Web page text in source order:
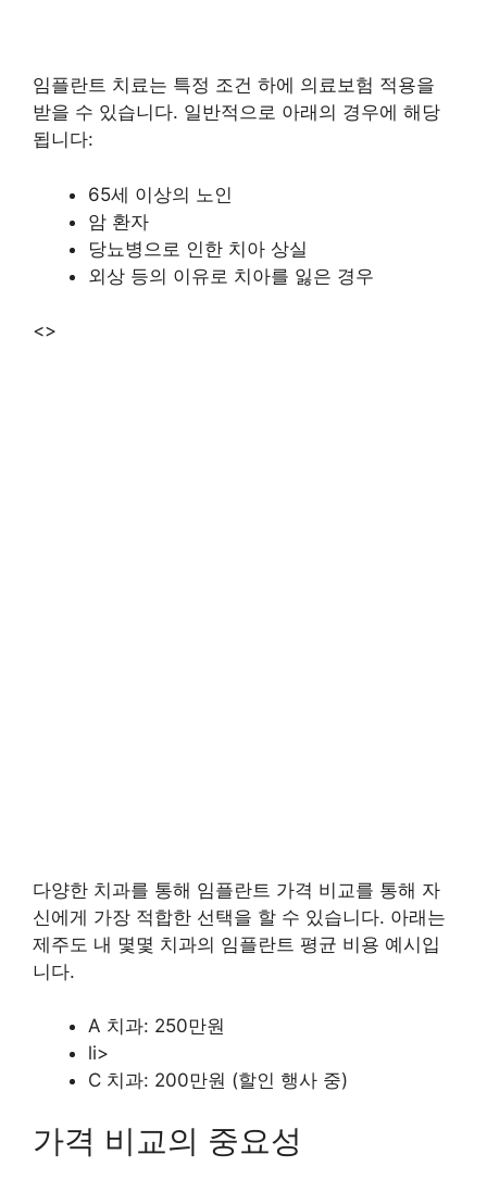
임플란트 치료는 특정 조건 하에 의료보험 적용을
받을 수 있습니다. 일반적으로 아래의 경우에 해당
됩니다:
65세 이상의 노인
암 환자
당뇨병으로 인한 치아 상실
외상 등의 이유로 치아를 잃은 경우
<>
다양한 치과를 통해 임플란트 가격 비교를 통해 자
신에게 가장 적합한 선택을 할 수 있습니다. 아래는
제주도 내 몇몇 치과의 임플란트 평균 비용 예시입
니다.
A 치과: 250만원
li>
C 치과: 200만원 (할인 행사 중)
가격 비교의 중요성